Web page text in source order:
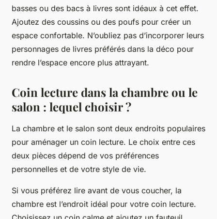
basses ou des bacs à livres sont idéaux à cet effet.
Ajoutez des coussins ou des poufs pour créer un
espace confortable. N’oubliez pas d’incorporer leurs
personnages de livres préférés dans la déco pour
rendre l’espace encore plus attrayant.
Coin lecture dans la chambre ou le
salon : lequel choisir ?
La chambre et le salon sont deux endroits populaires
pour aménager un coin lecture. Le choix entre ces
deux pièces dépend de vos préférences
personnelles et de votre style de vie.
Si vous préférez lire avant de vous coucher, la
chambre est l’endroit idéal pour votre coin lecture.